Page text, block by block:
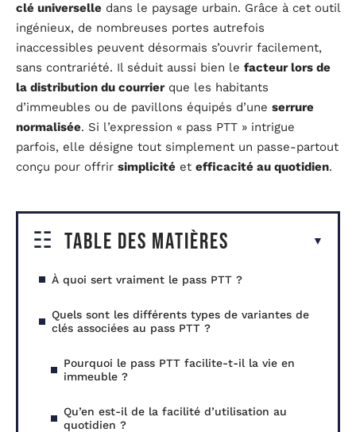
clé universelle dans le paysage urbain. Grâce à cet outil
ingénieux, de nombreuses portes autrefois
inaccessibles peuvent désormais s’ouvrir facilement,
sans contrariété. Il séduit aussi bien le facteur lors de
la distribution du courrierque les habitants
d’immeubles ou de pavillons équipés d’une serrure
normalisée. Si l’expression « pass PTT » intrigue
parfois, elle désigne tout simplement un passe-partout
conçu pour offrir simplicité et efficacité au quotidien.
Table des matières
À quoi sert vraiment le pass PTT ?
Quels sont les différents types de variantes de
clés associées au pass PTT ?
Pourquoi le pass PTT facilite-t-il la vie en
immeuble ?
Qu’en est-il de la facilité d’utilisation au
quotidien ?